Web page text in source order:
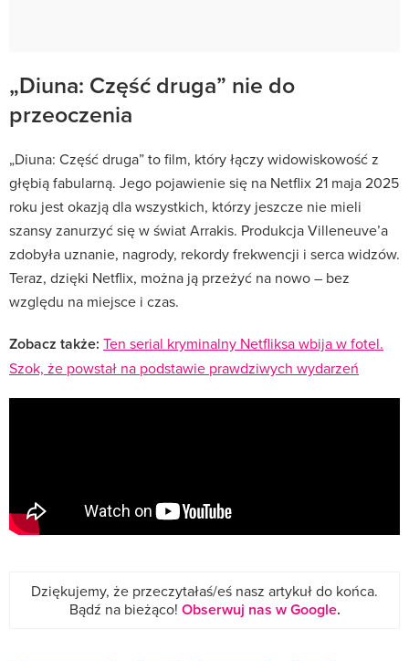
„Diuna: Część druga” nie do
przeoczenia
„Diuna: Część druga” to film, który łączy widowiskowość z
głębią fabularną. Jego pojawienie się na Netflix 21 maja 2025
roku jest okazją dla wszystkich, którzy jeszcze nie mieli
szansy zanurzyć się w świat Arrakis. Produkcja Villeneuve’a
zdobyła uznanie, nagrody, rekordy frekwencji i serca widzów.
Teraz, dzięki Netflix, można ją przeżyć na nowo – bez
względu na miejsce i czas.
Zobacz także: Ten serial kryminalny Netfliksa wbija w fotel.
Szok, że powstał na podstawie prawdziwych wydarzeń
Dziękujemy, że przeczytałaś/eś nasz artykuł do końca.
Bądź na bieżąco! Obserwuj nas w Google.